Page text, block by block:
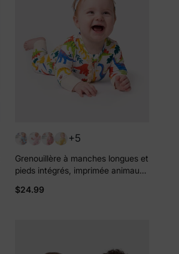
+5
Grenouillère à manches longues et
pieds intégrés, imprimée animaux,
garçon/fille, avec fermeture éclair
$24.99